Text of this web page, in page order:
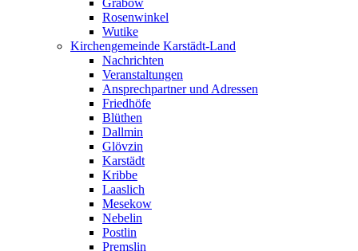
Grabow
Rosenwinkel
Wutike
Kirchengemeinde Karstädt-Land
Nachrichten
Veranstaltungen
Ansprechpartner und Adressen
Friedhöfe
Blüthen
Dallmin
Glövzin
Karstädt
Kribbe
Laaslich
Mesekow
Nebelin
Postlin
Premslin